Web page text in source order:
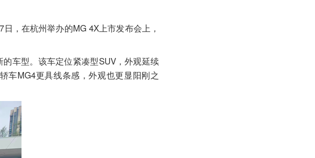
，在杭州举办的MG 4X上市发布会上，
车型。该车定位紧凑型SUV，外观延续
车MG4更具线条感，外观也更显阳刚之